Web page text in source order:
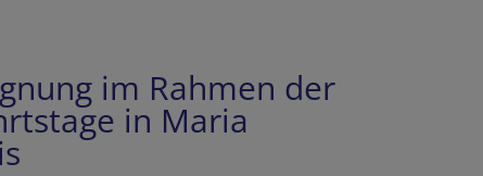
im Rahmen der
in Maria